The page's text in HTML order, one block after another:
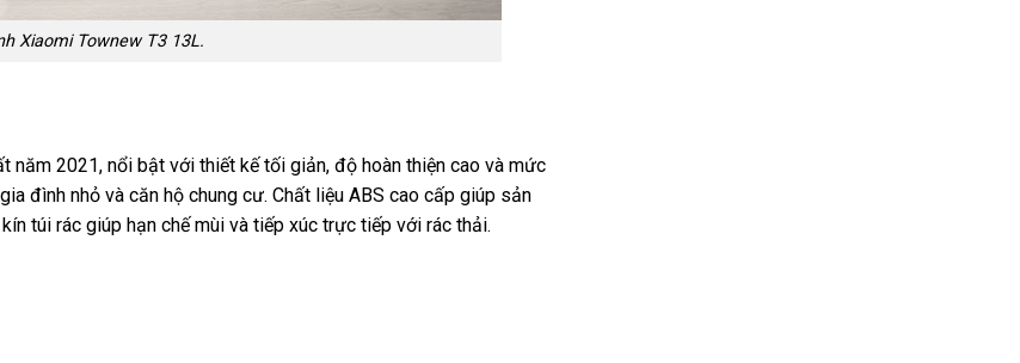
Xiaomi Townew T3 13L.
năm 2021, nổi bật với thiết kế tối giản, độ hoàn thiện cao và mức
đình nhỏ và căn hộ chung cư. Chất liệu ABS cao cấp giúp sản
túi rác giúp hạn chế mùi và tiếp xúc trực tiếp với rác thải.